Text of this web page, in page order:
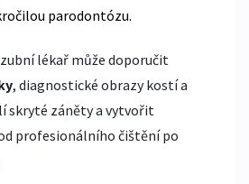
parodontózu.
lékař může doporučit
, diagnostické obrazy kostí a
skryté zánětya vytvořit
profesionálního čištění po